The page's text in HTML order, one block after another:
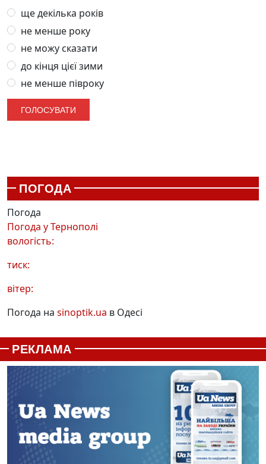
ще декілька років
не менше року
не можу сказати
до кінця цієї зими
не менше півроку
ПОГОДА
Погода
Погода уТернополі
вологість:
тиск:
вітер:
Погода на sinoptik.ua в Одесі
РЕКЛАМА